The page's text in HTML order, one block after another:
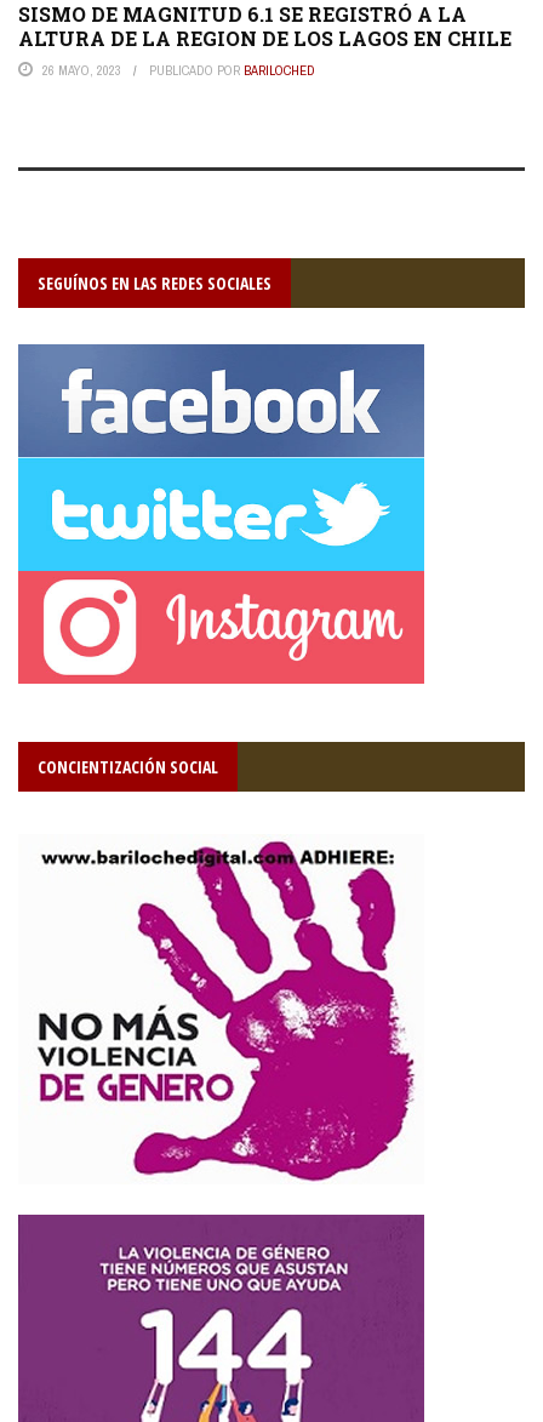
SISMO DE MAGNITUD 6.1 SE REGISTRÓ A LA
ALTURA DE LA REGION DE LOS LAGOS EN CHILE
26 MAYO, 2023 PUBLICADO POR BARILOCHED
SEGUÍNOS EN LAS REDES SOCIALES
CONCIENTIZACIÓN SOCIAL